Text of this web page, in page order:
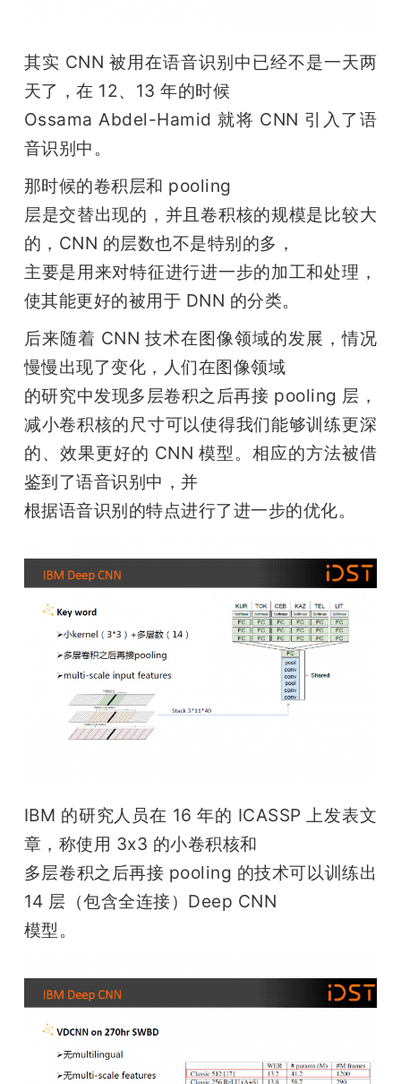
其实 CNN 被用在语音识别中已经不是一天两
天了，在 12、13 年的时候
Ossama Abdel-Hamid 就将 CNN 引入了语
音识别中。
那时候的卷积层和 pooling
层是交替出现的，并且卷积核的规模是比较大
的，CNN 的层数也不是特别的多，
主要是用来对特征进行进一步的加工和处理，
使其能更好的被用于 DNN 的分类。
后来随着 CNN 技术在图像领域的发展，情况
慢慢出现了变化，人们在图像领域
的研究中发现多层卷积之后再接 pooling 层，
减小卷积核的尺寸可以使得我们能够训练更深
的、效果更好的 CNN 模型。相应的方法被借
鉴到了语音识别中，并
根据语音识别的特点进行了进一步的优化。
IBM 的研究人员在 16 年的 ICASSP 上发表文
章，称使用 3x3 的小卷积核和
多层卷积之后再接 pooling 的技术可以训练出
14 层（包含全连接）Deep CNN
模型。